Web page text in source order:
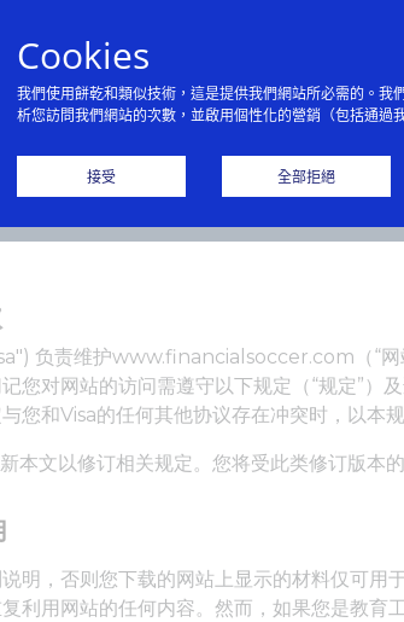
主页 播放
负责维护www.financialsoccer.com（“网
您对网站的访问需遵守以下规定（“规定”）
您和Visa的任何其他协议存在冲突时，以本
本文以修订相关规定。您将受此类修订版本
明，否则您下载的网站上显示的材料仅可
利用网站的任何内容。然而，如果您是教育
Cookies
我們使用餅乾和類似技術，這是提供我們網站所必需的。
析您訪問我們網站的次數，並啟用個性化的營銷（包括通過
接受 全部拒絕